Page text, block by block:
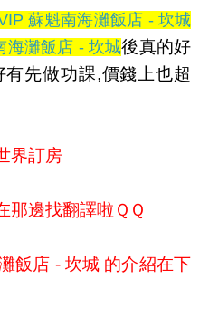
蘇魁南海灘飯店 - 坎城
海灘飯店 - 坎城後真的好
先做功課,價錢上也超
界訂房
那邊找翻譯啦ＱＱ
飯店 - 坎城 的介紹在下